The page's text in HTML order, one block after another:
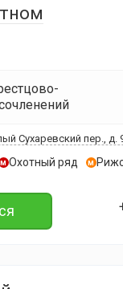
Сухаревский пер., д.
м Охотный ряд м